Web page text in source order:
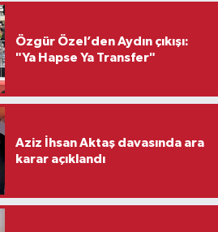
Özgür Özel’den Aydın çıkışı:
"Ya Hapse Ya Transfer"
Aziz İhsan Aktaş davasında ara
karar açıklandı